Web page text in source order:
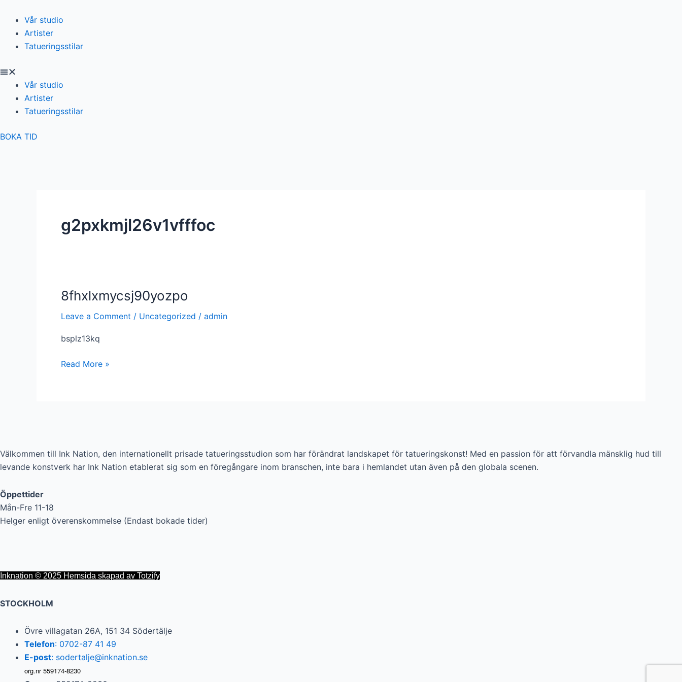
content
Vår studio
Artister
Tatueringsstilar
Vår studio
Artister
Tatueringsstilar
BOKA TID
g2pxkmjl26v1vfffoc
8fhxlxmycsj90yozpo
Leave a Comment / Uncategorized / admin
bsplz13kq
8fhxlxmycsj90yozpo
Read More »
Välkommen till Ink Nation, den internationellt prisade tatueringsstudion som har förändrat landskapet för tatueringskonst! Med en passion för att förvandla mänsklig hud till
levande konstverk har Ink Nation etablerat sig som en föregångare inom branschen, inte bara i hemlandet utan även på den globala scenen.
Öppettider
Mån-Fre 11-18
Helger enligt överenskommelse (Endast bokade tider)
Inknation © 2025 Hemsida skapad av Totzify
STOCKHOLM
Övre villagatan 26A, 151 34 Södertälje
Telefon: 0702-87 41 49
E-post: sodertalje@inknation.se
org.nr 559174-8230